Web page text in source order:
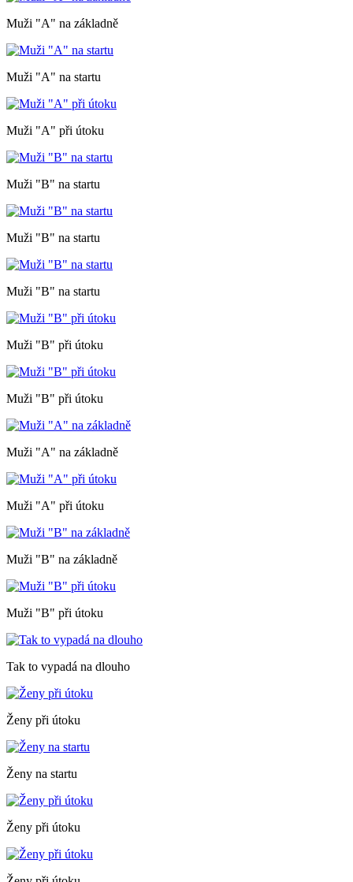
Muži "A" na základně
Muži "A" na startu
Muži "A" při útoku
Muži "B" na startu
Muži "B" na startu
Muži "B" na startu
Muži "B" při útoku
Muži "B" při útoku
Muži "A" na základně
Muži "A" při útoku
Muži "B" na základně
Muži "B" při útoku
Tak to vypadá na dlouho
Ženy při útoku
Ženy na startu
Ženy při útoku